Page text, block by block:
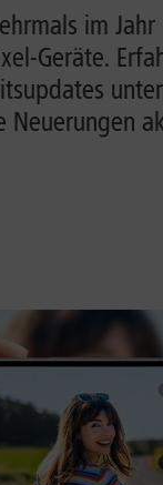
im
Geräte.
Neuerungen